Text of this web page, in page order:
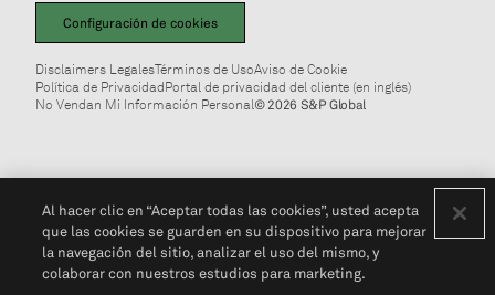
Configuración de cookies
Disclaimers LegalesTérminos de UsoAviso de Cookie
Política de PrivacidadPortal de privacidad del cliente (en inglés)
No Vendan Mi Información Personal© 2026 S&P Global
Al hacer clic en “Aceptar todas las cookies”, usted acepta
que las cookies se guarden en su dispositivo para mejorar
la navegación del sitio, analizar el uso del mismo, y
colaborar con nuestros estudios para marketing.